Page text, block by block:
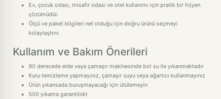
Ev, çocuk odası, misafir odası ve otel kullanımı için pratik bir hijyen
çözümüdür.
Ölçü ve paket bilgileri net olduğu için doğru ürünü seçmeyi
kolaylaştırır.
Kullanım ve Bakım Önerileri
90 derecede elde veya çamaşır makinesinde bol su ile yıkanmaktadır
Kuru temizleme yapmayınız, çamaşır suyu veya ağartıcı kullanmayınız
Ürün yıkansada buruşmayacağı için ütülemeyin
500 yıkama garantilidir